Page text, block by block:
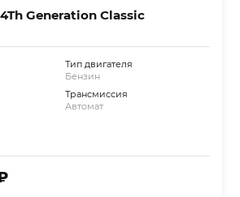
Generation Classic
Тип двигателя
Бензин
Трансмиссия
Автомат